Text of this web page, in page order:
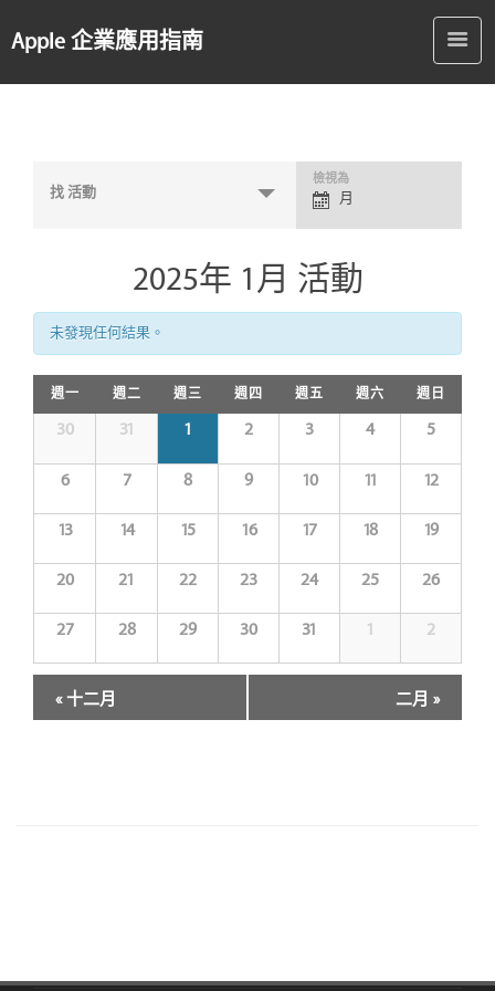
Apple 企業應用指南
找 活動
活
動
視
選
單
檢視為
月
2025年 1月 活動
未發現任何結果。
週一 週二 週三 週四 週五 週六 週日
30 31 1 2 3 4 5
6 7 8 9 10 11 12
13 14 15 16 17 18 19
20 21 22 23 24 25 26
27 28 29 30 31 1 2
«十二月 二月 »